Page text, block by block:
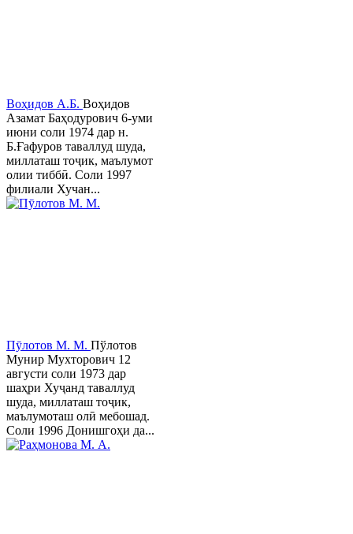
Воҳидов А.Б. Воҳидов
Азамат Баҳодурович 6-уми
июни соли 1974 дар н.
Б.Ғафуров таваллуд шуда,
миллаташ тоҷик, маълумот
олии тиббӣ. Соли 1997
филиали Хучан...
Пӯлотов М. М. Пўлотов
Мунир Мухторович 12
августи соли 1973 дар
шаҳри Хуҷанд таваллуд
шуда, миллаташ тоҷик,
маълумоташ олӣ мебошад.
Соли 1996 Донишгоҳи да...